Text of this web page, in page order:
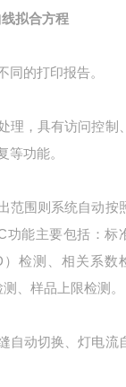
拟合方程
同的打印报告。
理，具有访问控制
等功能。
范围则系统自动按
功能主要包括：标
检测、相关系数
、样品上限检测。
自动切换、灯电流